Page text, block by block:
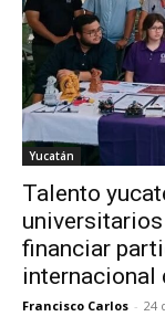
Yucatán
Talento
financiar
internacional
Francisco Carlos - 24